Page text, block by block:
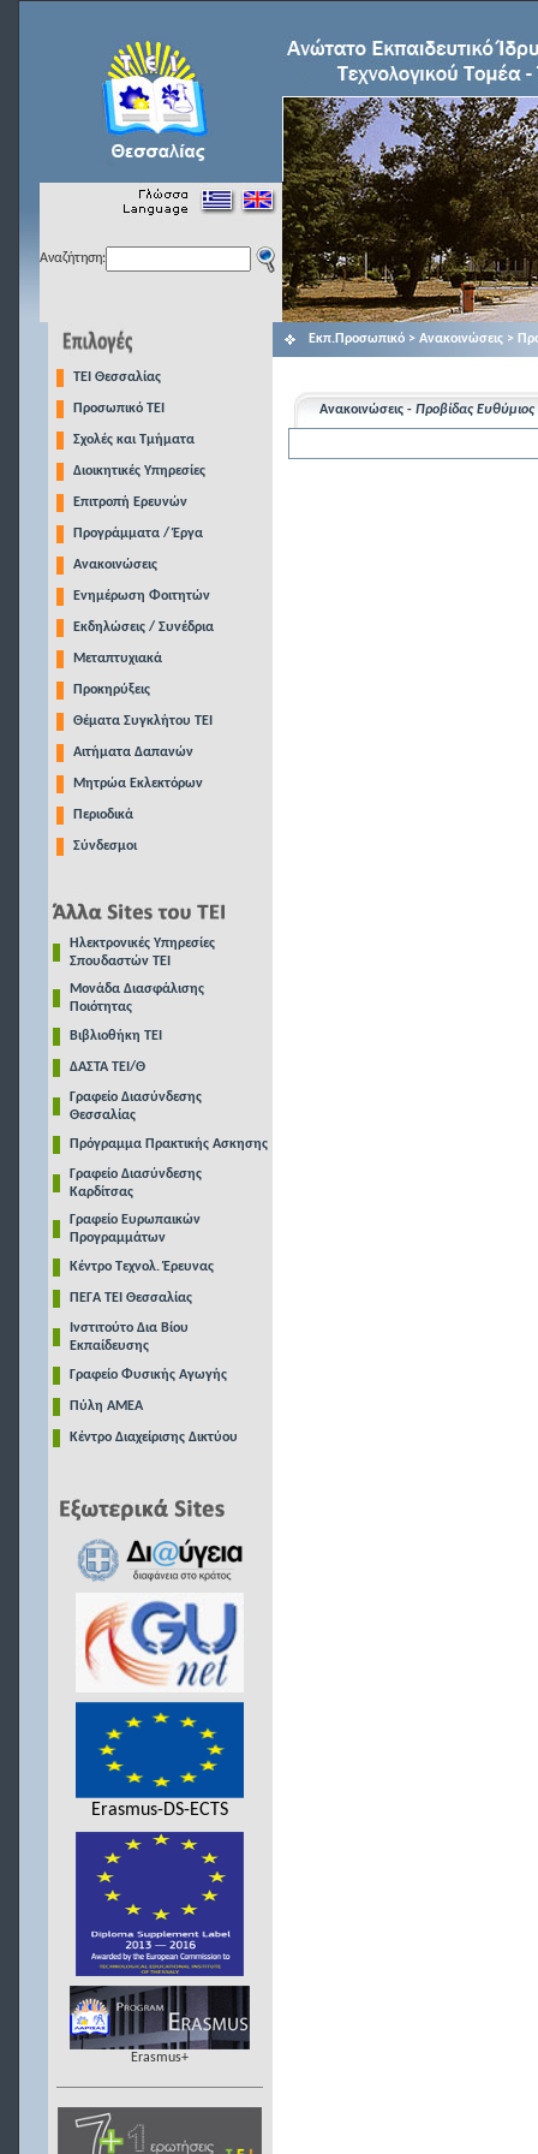
Αναζήτηση:
TEI Θεσσαλίας
Προσωπικό ΤΕΙ
Σχολές και Τμήματα
Διοικητικές Υπηρεσίες
Επιτροπή Ερευνών
Προγράμματα / Έργα
Ανακοινώσεις
Ενημέρωση Φοιτητών
Εκδηλώσεις / Συνέδρια
Μεταπτυχιακά
Προκηρύξεις
Θέματα Συγκλήτου ΤΕΙ
Αιτήματα Δαπανών
Μητρώα Εκλεκτόρων
Περιοδικά
Σύνδεσμοι
Ηλεκτρονικές Υπηρεσίες
Σπουδαστών ΤΕΙ
Μονάδα Διασφάλισης
Ποιότητας
Βιβλιοθήκη ΤΕΙ
ΔΑΣΤΑ ΤΕΙ/Θ
Γραφείο Διασύνδεσης
Θεσσαλίας
Πρόγραμμα Πρακτικής Ασκησης
Γραφείο Διασύνδεσης
Καρδίτσας
Γραφείο Ευρωπαικών
Προγραμμάτων
Κέντρο Τεχνολ. Έρευνας
ΠΕΓΑ ΤΕΙ Θεσσαλίας
Ινστιτούτο Δια Βίου
Εκπαίδευσης
Γραφείο Φυσικής Αγωγής
Πύλη ΑΜΕΑ
Κέντρο Διαχείρισης Δικτύου
Erasmus-DS-ECTS
Erasmus+
Εκπ.Προσωπικό > Ανακοινώσεις >
Ανακοινώσεις - Προβίδας Ευθύμιος